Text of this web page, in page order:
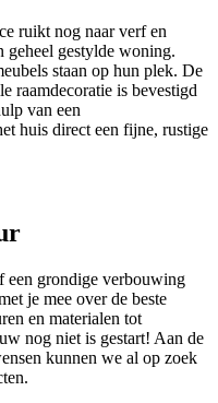
ruikt nog naar verf en
gestylde woning.
staan op hun plek. De
raamdecoratie is bevestigd
van een
huis direct een fijne, rustige
een grondige verbouwing
je mee over de beste
en materialen tot
nog niet is gestart! Aan de
kunnen we al op zoek